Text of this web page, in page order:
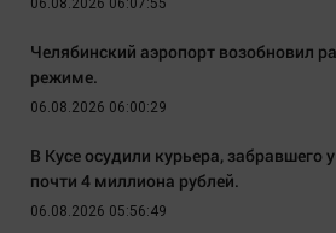
06.08.2026 06:07:55
Челябинский аэропорт возобновил
режиме.
06.08.2026 06:00:29
В Кусе осудили курьера, забравшего
почти 4 миллиона рублей.
06.08.2026 05:56:49